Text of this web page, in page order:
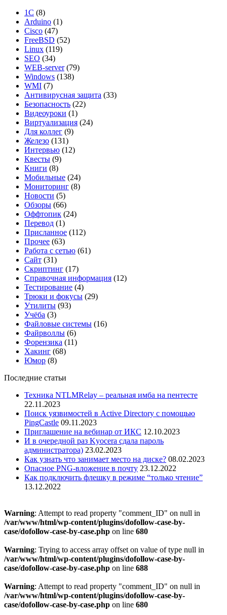
1С (8)
Arduino (1)
Cisco (47)
FreeBSD (52)
Linux (119)
SEO (34)
WEB-server(79)
Windows (138)
WMI (7)
Антивирусная защита (33)
Безопасность (22)
Видеоуроки (1)
Виртуализация (24)
Для коллег (9)
Железо (131)
Интервью (12)
Квесты (9)
Книги (8)
Мобильные (24)
Мониторинг (8)
Новости (5)
Обзоры (66)
Оффтопик (24)
Перевод (1)
Присланное (112)
Прочее (63)
Работа с сетью (61)
Сайт (31)
Скриптинг (17)
Справочная информация (12)
Тестирование (4)
Трюки и фокусы (29)
Утилиты (93)
Учёба (3)
Файловые системы (16)
Файрволлы (6)
Форензика (11)
Хакинг (68)
Юмор (8)
Последние статьи
Техника NTLMRelay – реальная имба на пентесте
22.11.2023
Поиск уязвимостей в Active Directory с помощью
PingCastle 09.11.2023
Приглашение на вебинар от ИКС 12.10.2023
И в очередной раз Kyocera сдала пароль
администратора) 23.02.2023
Как узнать что занимает место на диске? 08.02.2023
Опасное PNG-вложение в почту 23.12.2022
Как подключить флешку в режиме “только чтение”
13.12.2022
Warning: Attempt to read property "comment_ID" on null in
/var/www/html/wp-content/plugins/dofollow-case-by-
case/dofollow-case-by-case.php on line 680
Warning: Trying to access array offset on value of type null in
/var/www/html/wp-content/plugins/dofollow-case-by-
case/dofollow-case-by-case.php on line 688
Warning: Attempt to read property "comment_ID" on null in
/var/www/html/wp-content/plugins/dofollow-case-by-
case/dofollow-case-by-case.php on line 680